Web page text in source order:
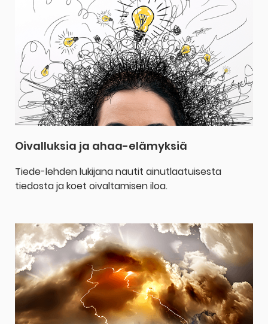
Oivalluksia ja ahaa-elämyksiä
Tiede-lehden lukijana nautit ainutlaatuisesta
tiedosta ja koet oivaltamisen iloa.